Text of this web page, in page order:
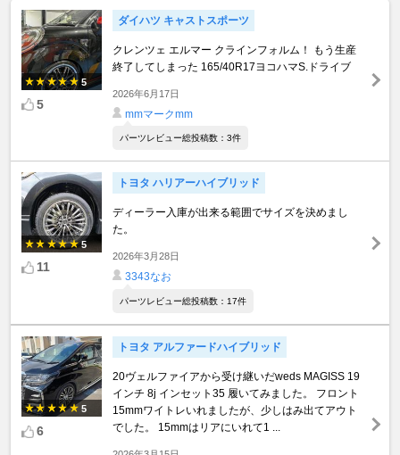
5
5
ダイハツ キャストスポーツ
クレンツェ エルマー クラインフォルム！ もう生産
終了してしまった 165/40R17ヨコハマS.ドライブ
2026年6月17日
mmマークmm
パーツレビュー総投稿数：3件
5
11
トヨタ ハリアーハイブリッド
ディーラー入庫が出来る範囲でサイズを決めまし
た。
2026年3月28日
3343なお
パーツレビュー総投稿数：17件
5
6
トヨタ アルファードハイブリッド
20ヴェルファイアから受け継いだweds MAGISS 19
インチ 8j インセット35 履いてみました。 フロント
15mmワイトレいれましたが、少しはみ出てアウト
でした。 15mmはリアにいれて1 ...